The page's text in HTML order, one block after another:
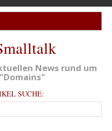
News rund um
SUCHE: